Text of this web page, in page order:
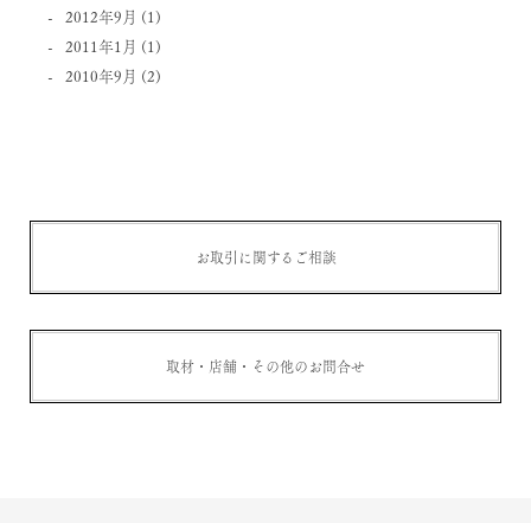
2012年9月 (1)
2011年1月 (1)
2010年9月 (2)
お取引に関するご相談
取材・店舗・その他のお問合せ